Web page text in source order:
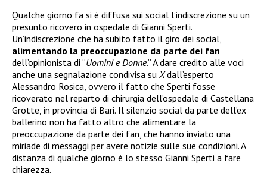
Qualche giorno fa si è diffusa sui social l’indiscrezione su un
presunto ricovero in ospedale di Gianni Sperti.
Un’indiscrezione che ha subito fatto il giro dei social,
alimentando la preoccupazione da parte dei fan
dell’opinionista di “Uomini e Donne.” A dare credito alle voci
anche una segnalazione condivisa su Xdall’esperto
Alessandro Rosica, ovvero il fatto che Sperti fosse
ricoverato nel reparto di chirurgia dell’ospedale di Castellana
Grotte, in provincia di Bari. Il silenzio social da parte dell’ex
ballerino non ha fatto altro che alimentare la
preoccupazione da parte dei fan, che hanno inviato una
miriade di messaggi per avere notizie sulle sue condizioni. A
distanza di qualche giorno è lo stesso Gianni Sperti a fare
chiarezza.